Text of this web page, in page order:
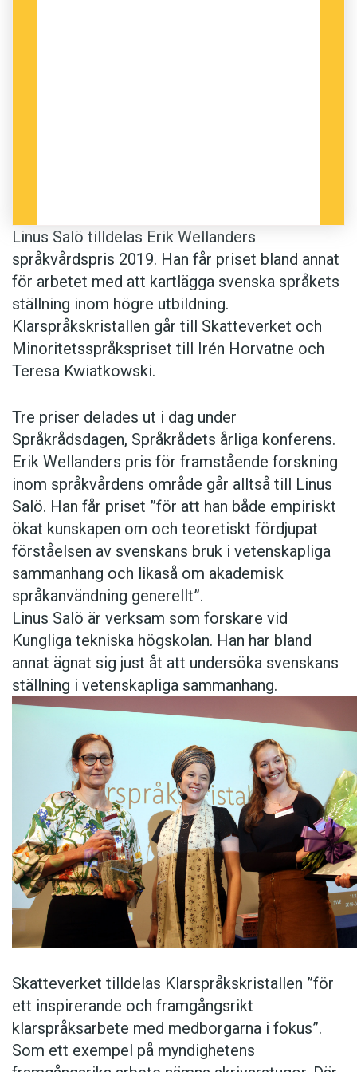
Björn Melander, professor i svenska vid
Uppsala universitet och ordförande i Stiftelsen
Erik Wellanders fond.
Anders
Linus Salö tilldelas Erik Wellanders
språkvårdspris 2019. Han får priset bland annat
för arbetet med att kartlägga svenska språkets
ställning inom högre utbildning.
Klarspråkskristallen går till Skatteverket och
Minoritetsspråkspriset till Irén Horvatne och
Teresa Kwiatkowski.
Tre priser delades ut i dag under
Språkrådsdagen, Språkrådets årliga konferens.
Erik Wellanders pris för framstående forskning
inom språkvårdens område går alltså till Linus
Salö. Han får priset ”för att han både empiriskt
ökat kunskapen om och teoretiskt fördjupat
förståelsen av svenskans bruk i vetenskapliga
sammanhang och likaså om akademisk
språkanvändning generellt”.
Linus Salö är verksam som forskare vid
Kungliga tekniska högskolan. Han har bland
annat ägnat sig just åt att undersöka svenskans
ställning i vetenskapliga sammanhang.
Skatteverket tilldelas Klarspråkskristallen ”för
ett inspirerande och framgångsrikt
klarspråksarbete med medborgarna i fokus”.
Som ett exempel på myndighetens